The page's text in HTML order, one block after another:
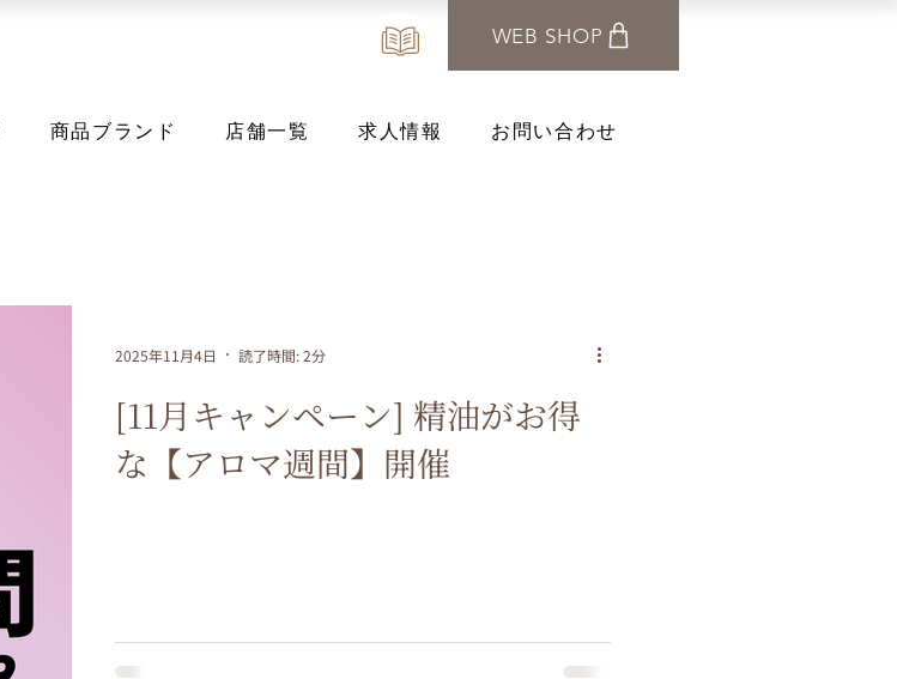
WEB SHOP
商品ブランド 店舗一覧 求人情報 お問い合わせ
[11月キャンペーン] 精油がお得
な【アロマ週間】開催
2025年11月4日 読了時間: 2分